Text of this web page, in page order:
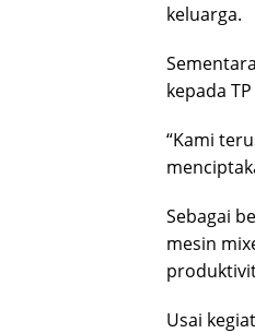
keluarga.
kepada
“Kami
Sebagai
mesin
Usai